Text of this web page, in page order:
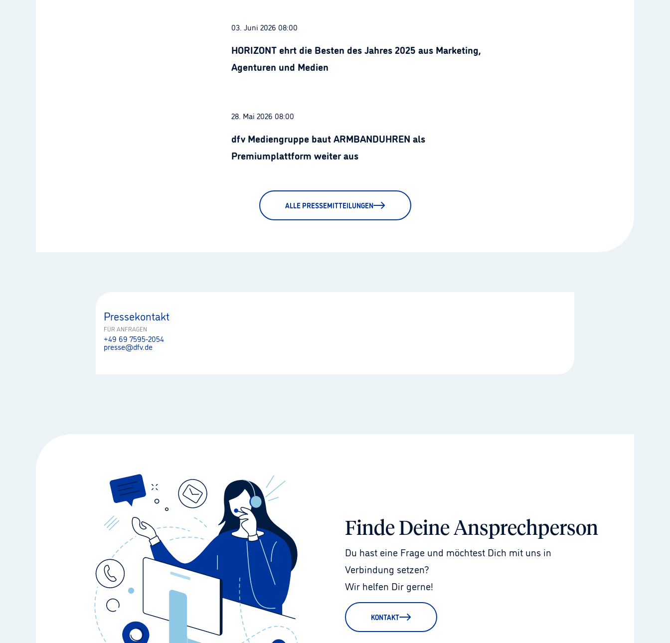
03. Juni 2026 08:00
HORIZONT ehrt die Besten des Jahres 2025 aus Marketing,
Agenturen und Medien
28. Mai 2026 08:00
dfv Mediengruppe baut ARMBANDUHREN als
Premiumplattform weiter aus
ALLE PRESSEMITTEILUNGEN
Pressekontakt
FÜR ANFRAGEN
+49 69 7595-2054
presse@dfv.de
Finde Deine Ansprechperson
Du hast eine Frage und möchtest Dich mit uns in
Verbindung setzen?
Wir helfen Dir gerne!
KONTAKT